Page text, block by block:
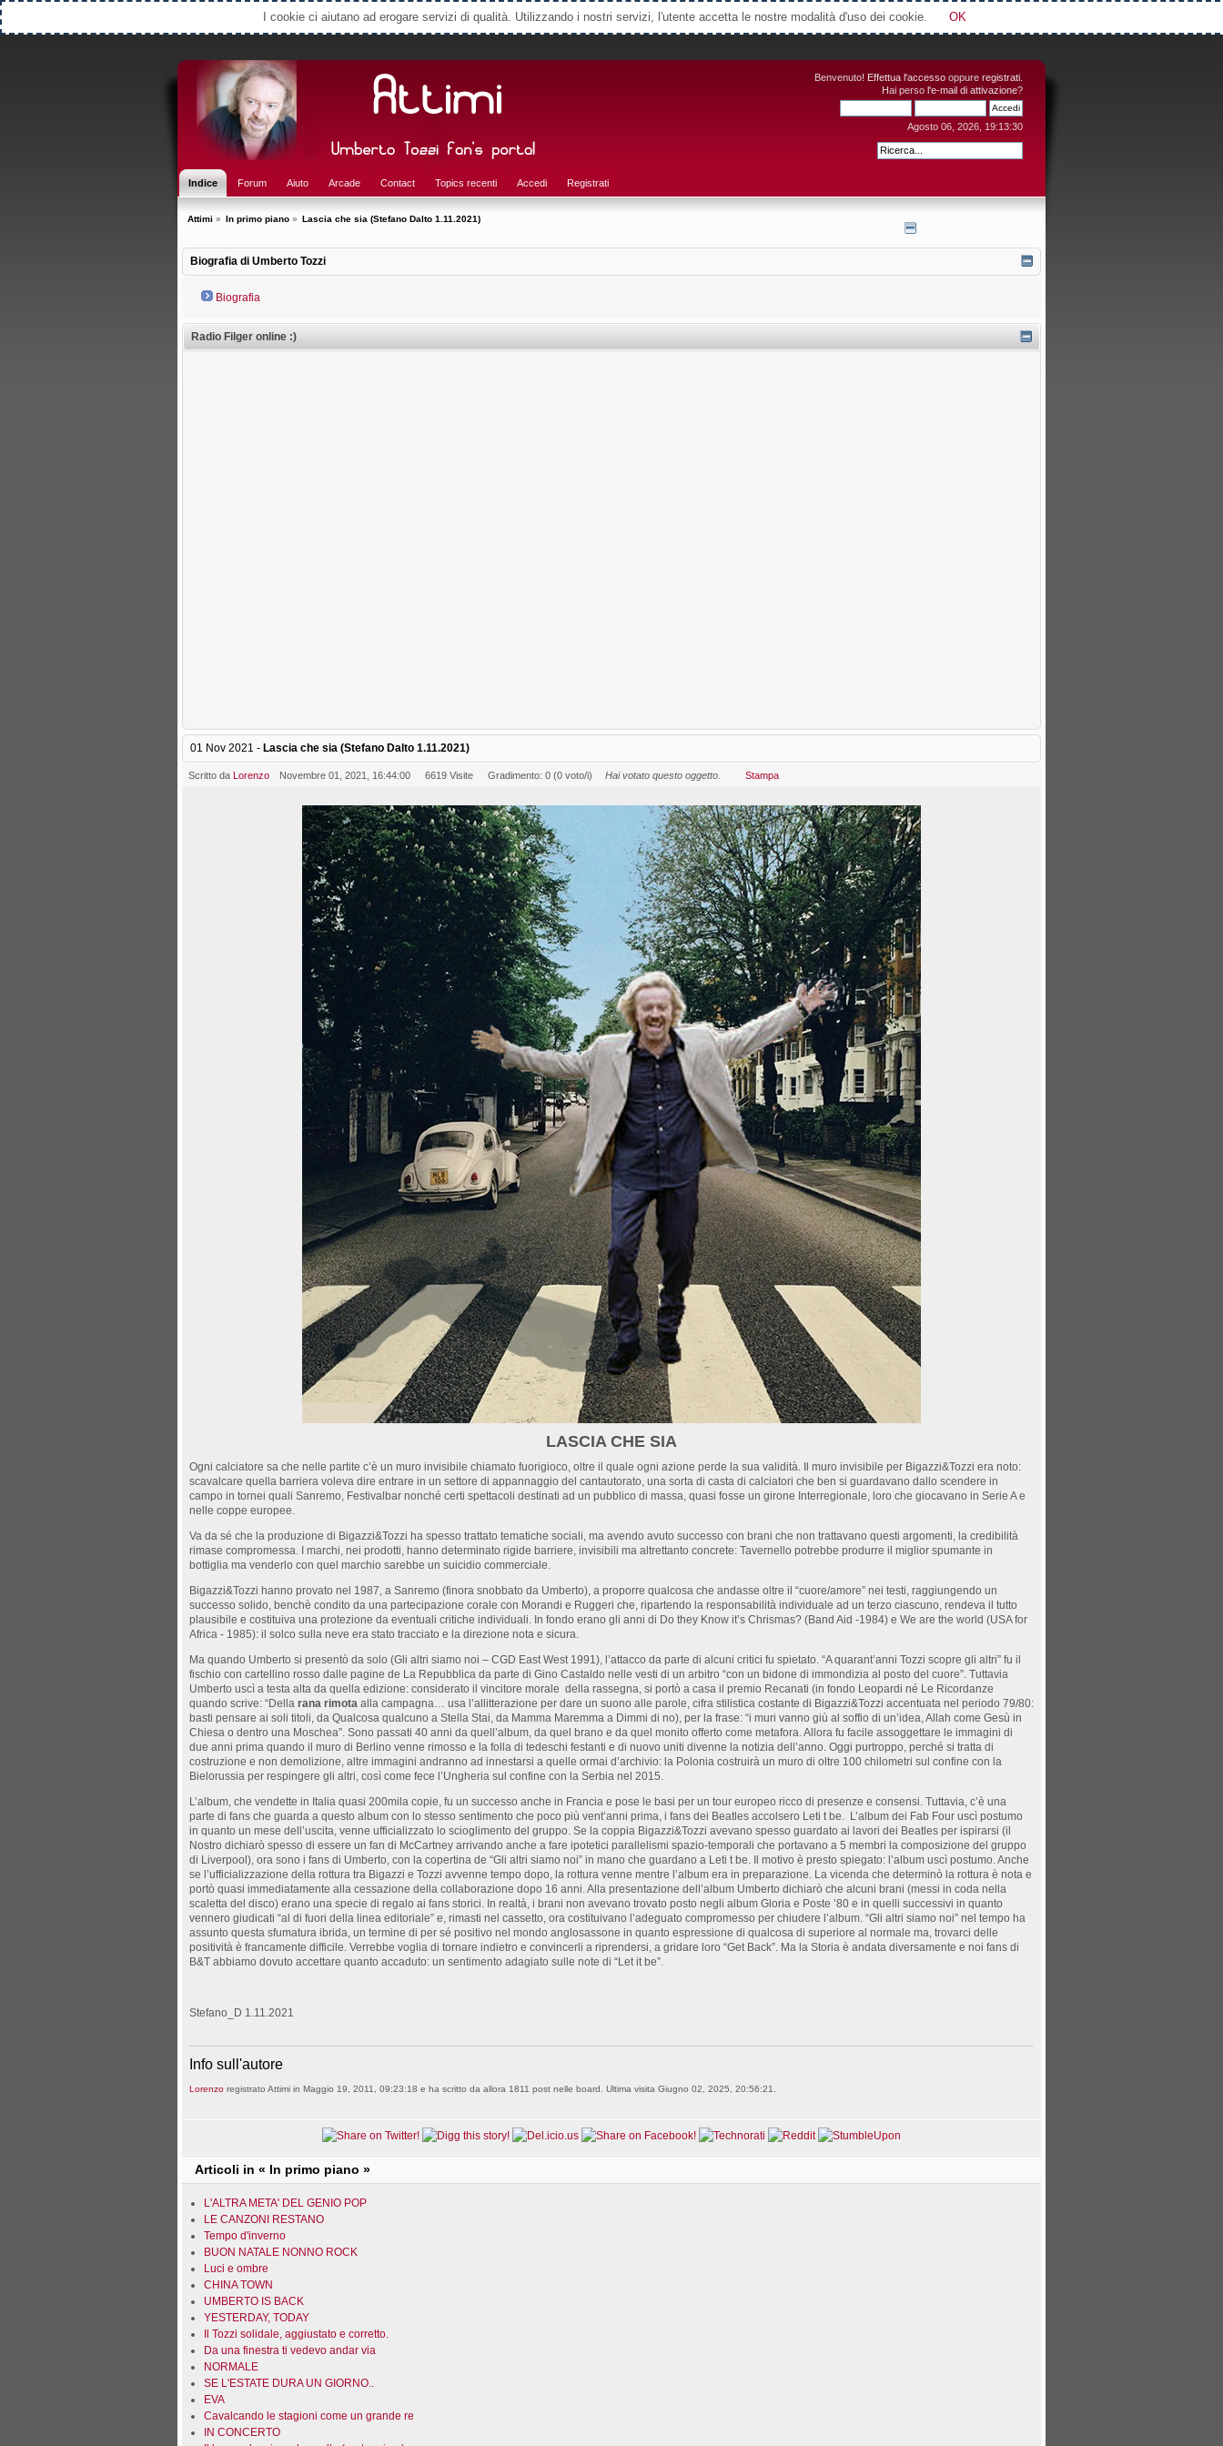
Select Language
Benvenuto! Effettua l'accesso oppure registrati
Hai perso l'e-mail di attivazione?
Agosto 06, 2026, 19:13:30
Indice Forum Aiuto Arcade Contact Topics recenti Accedi Registrati
Attimi » In primo piano » Lascia che sia (Stefano Dalto 1.11.2021)
Biografia di Umberto Tozzi
Biografia
Radio Filger online :)
01 Nov 2021 - Lascia che sia (Stefano Dalto 1.11.2021)
Scritto da Lorenzo Novembre 01, 2021, 16:44:00 6619 Visite Gradimento: 0 (0 voto/i) Hai votato questo oggetto. Stampa
LASCIA CHE SIA
Ogni calciatore sa che nelle partite c’è un muro invisibile chiamato fuorigioco, oltre il quale ogni azione perde la sua validità. Il muro invisibile per Bigazzi&Tozzi era noto:
scavalcare quella barriera voleva dire entrare in un settore di appannaggio del cantautorato, una sorta di casta di calciatori che ben si guardavano dallo scendere in
campo in tornei quali Sanremo, Festivalbar nonché certi spettacoli destinati ad un pubblico di massa, quasi fosse un girone Interregionale, loro che giocavano in Serie A e
nelle coppe europee.
Va da sé che la produzione di Bigazzi&Tozzi ha spesso trattato tematiche sociali, ma avendo avuto successo con brani che non trattavano questi argomenti, la credibilità
rimase compromessa. I marchi, nei prodotti, hanno determinato rigide barriere, invisibili ma altrettanto concrete: Tavernello potrebbe produrre il miglior spumante in
bottiglia ma venderlo con quel marchio sarebbe un suicidio commerciale.
Bigazzi&Tozzi hanno provato nel 1987, a Sanremo (finora snobbato da Umberto), a proporre qualcosa che andasse oltre il “cuore/amore” nei testi, raggiungendo un
successo solido, benchè condito da una partecipazione corale con Morandi e Ruggeri che, ripartendo la responsabilità individuale ad un terzo ciascuno, rendeva il tutto
plausibile e costituiva una protezione da eventuali critiche individuali. In fondo erano gli anni di Do they Know it’s Chrismas? (Band Aid -1984) e We are the world (USA for
Africa - 1985): il solco sulla neve era stato tracciato e la direzione nota e sicura.
Ma quando Umberto si presentò da solo (Gli altri siamo noi – CGD East West 1991), l’attacco da parte di alcuni critici fu spietato. “A quarant’anni Tozzi scopre gli altri” fu il
fischio con cartellino rosso dalle pagine de La Repubblica da parte di Gino Castaldo nelle vesti di un arbitro “con un bidone di immondizia al posto del cuore”. Tuttavia
Umberto uscì a testa alta da quella edizione: considerato il vincitore morale della rassegna, si portò a casa il premio Recanati (in fondo Leopardi né Le Ricordanze
quando scrive: “Della rana rimota alla campagna… usa l’allitterazione per dare un suono alle parole, cifra stilistica costante di Bigazzi&Tozzi accentuata nel periodo 79/80:
basti pensare ai soli titoli, da Qualcosa qualcuno a Stella Stai, da Mamma Maremma a Dimmi di no), per la frase: “i muri vanno giù al soffio di un’idea, Allah come Gesù in
Chiesa o dentro una Moschea”. Sono passati 40 anni da quell’album, da quel brano e da quel monito offerto come metafora. Allora fu facile assoggettare le immagini di
due anni prima quando il muro di Berlino venne rimosso e la folla di tedeschi festanti e di nuovo uniti divenne la notizia dell’anno. Oggi purtroppo, perché si tratta di
costruzione e non demolizione, altre immagini andranno ad innestarsi a quelle ormai d’archivio: la Polonia costruirà un muro di oltre 100 chilometri sul confine con la
Bielorussia per respingere gli altri, così come fece l’Ungheria sul confine con la Serbia nel 2015.
L’album, che vendette in Italia quasi 200mila copie, fu un successo anche in Francia e pose le basi per un tour europeo ricco di presenze e consensi. Tuttavia, c’è una
parte di fans che guarda a questo album con lo stesso sentimento che poco più vent’anni prima, i fans dei Beatles accolsero Leti t be.
L’album dei Fab Four uscì postumo
in quanto un mese dell’uscita, venne ufficializzato lo scioglimento del gruppo. Se la coppia Bigazzi&Tozzi avevano spesso guardato ai lavori dei Beatles per ispirarsi (il
Nostro dichiarò spesso di essere un fan di McCartney arrivando anche a fare ipotetici parallelismi spazio-temporali che portavano a 5 membri la composizione del gruppo
di Liverpool), ora sono i fans di Umberto, con la copertina de “Gli altri siamo noi” in mano che guardano a Leti t be. Il motivo è presto spiegato: l’album uscì postumo. Anche
se l’ufficializzazione della rottura tra Bigazzi e Tozzi avvenne tempo dopo, la rottura venne mentre l’album era in preparazione. La vicenda che determinò la rottura è nota e
portò quasi immediatamente alla cessazione della collaborazione dopo 16 anni. Alla presentazione dell’album Umberto dichiarò che alcuni brani (messi in coda nella
scaletta del disco) erano una specie di regalo ai fans storici. In realtà, i brani non avevano trovato posto negli album Gloria e Poste ’80 e in quelli successivi in quanto
vennero giudicati “al di fuori della linea editoriale” e, rimasti nel cassetto, ora costituivano l’adeguato compromesso per chiudere l’album. “Gli altri siamo noi” nel tempo ha
assunto questa sfumatura ibrida, un termine di per sé positivo nel mondo anglosassone in quanto espressione di qualcosa di superiore al normale ma, trovarci delle
positività è francamente difficile. Verrebbe voglia di tornare indietro e convincerli a riprendersi, a gridare loro “Get Back”. Ma la Storia è andata diversamente e noi fans di
B&T abbiamo dovuto accettare quanto accaduto: un sentimento adagiato sulle note di “Let it be”.
Stefano_D 1.11.2021
Info sull'autore
Lorenzo registrato Attimi in Maggio 19, 2011, 09:23:18 e ha scritto da allora 1811 post nelle board. Ultima visita Giugno 02, 2025, 20:56:21.
Articoli in « In primo piano »
L'ALTRA META' DEL GENIO POP
LE CANZONI RESTANO
Tempo d'inverno
BUON NATALE NONNO ROCK
Luci e ombre
CHINA TOWN
UMBERTO IS BACK
YESTERDAY, TODAY
Il Tozzi solidale, aggiustato e corretto.
Da una finestra ti vedevo andar via
NORMALE
SE L'ESTATE DURA UN GIORNO..
EVA
Cavalcando le stagioni come un grande re
IN CONCERTO
I cookie ci aiutano ad erogare servizi di qualità. Utilizzando i nostri servizi, l'utente accetta le nostre modalità d'uso dei cookie. OK